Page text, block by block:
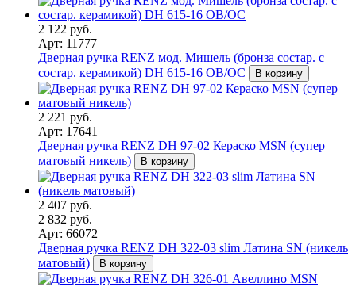
2 122 руб.
Арт: 11777
Дверная ручка RENZ мод. Мишель (бронза состар. с
состар. керамикой) DH 615-16 OB/OC
В корзину
2 221 руб.
Арт: 17641
Дверная ручка RENZ DH 97-02 Кераско MSN (супер
матовый никель)
В корзину
2 407 руб.
2 832 руб.
Арт: 66072
Дверная ручка RENZ DH 322-03 slim Латина SN (никель
матовый)
В корзину